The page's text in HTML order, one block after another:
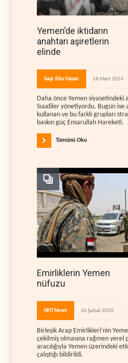
Yemen’de iktidarın
anahtarı aşiretlerin
elinde
Saqr Abo Hasan 18 Mart 2024
Daha önce Yemen
Suudiler yönetiyordu. Bugün ise
kullanan ve bu farklı grupları
baskın güç Ensarullah Hareketi.
Tümünü Oku
Emirliklerin Yemen
nüfuzu
NHT News 26 Şubat 2020
Birleşik Arap Emirlikleri'nin
çekilmiş olmasına rağmen yerel
aracılığıyla Yemen üzerindeki
çalıştığı bildirildi.